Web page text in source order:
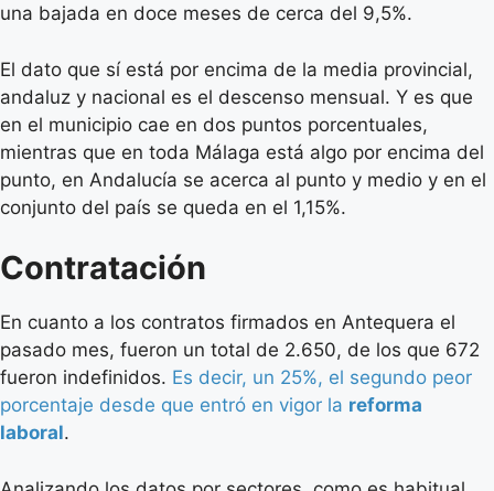
una bajada en doce meses de cerca del 9,5%.
El dato que sí está por encima de la media provincial,
andaluz y nacional es el descenso mensual. Y es que
en el municipio cae en dos puntos porcentuales,
mientras que en toda Málaga está algo por encima del
punto, en Andalucía se acerca al punto y medio y en el
conjunto del país se queda en el 1,15%.
Contratación
En cuanto a los contratos firmados en Antequera el
pasado mes, fueron un total de 2.650, de los que 672
fueron indefinidos. Es decir, un 25%, el segundo peor
porcentaje desde que entró en vigor la reforma
laboral.